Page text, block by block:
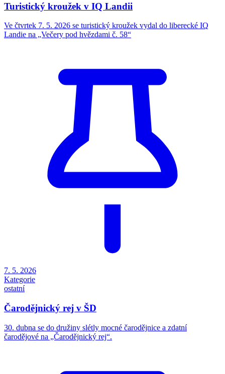
Turistický kroužek v IQ Landii
Ve čtvrtek 7. 5. 2026 se turistický kroužek vydal do liberecké IQ
Landie na „Večery pod hvězdami č. 58“
7. 5. 2026
Kategorie
ostatní
Čarodějnický rej v ŠD
30. dubna se do družiny slétly mocné čarodějnice a zdatní
čarodějové na „Čarodějnický rej“.